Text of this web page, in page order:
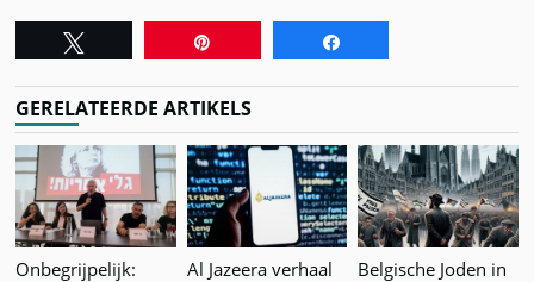
GERELATEERDE ARTIKELS
Onbegrijpelijk:
Al Jazeera verhaal
Belgische Joden in